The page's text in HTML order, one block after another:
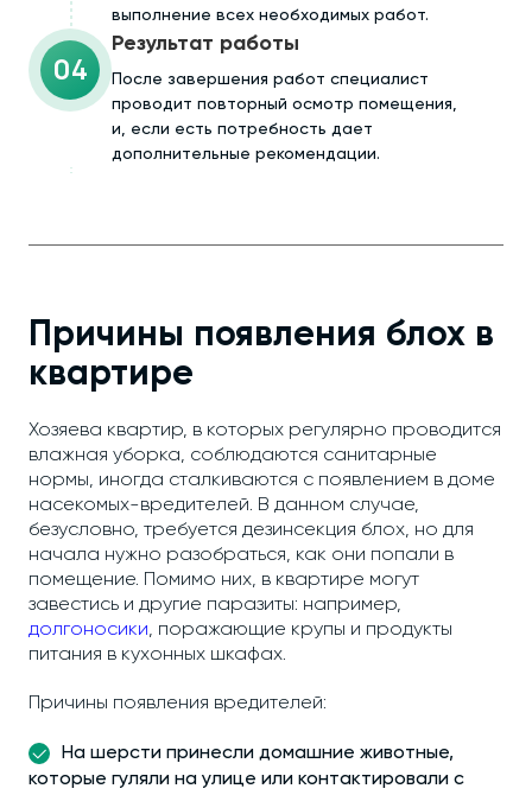
выполнение всех необходимых работ.
04
Результат работы
После завершения работ специалист
проводит повторный осмотр помещения,
и, если есть потребность дает
дополнительные рекомендации.
Причины появления блох в
квартире
Хозяева квартир, в которых регулярно проводится
влажная уборка, соблюдаются санитарные
нормы, иногда сталкиваются с появлением в доме
насекомых-вредителей. В данном случае,
безусловно, требуется дезинсекция блох, но для
начала нужно разобраться, как они попали в
помещение. Помимо них, в квартире могут
завестись и другие паразиты: например,
долгоносики, поражающие крупы и продукты
питания в кухонных шкафах.
Причины появления вредителей:
На шерсти принесли домашние животные,
которые гуляли на улице или контактировали с